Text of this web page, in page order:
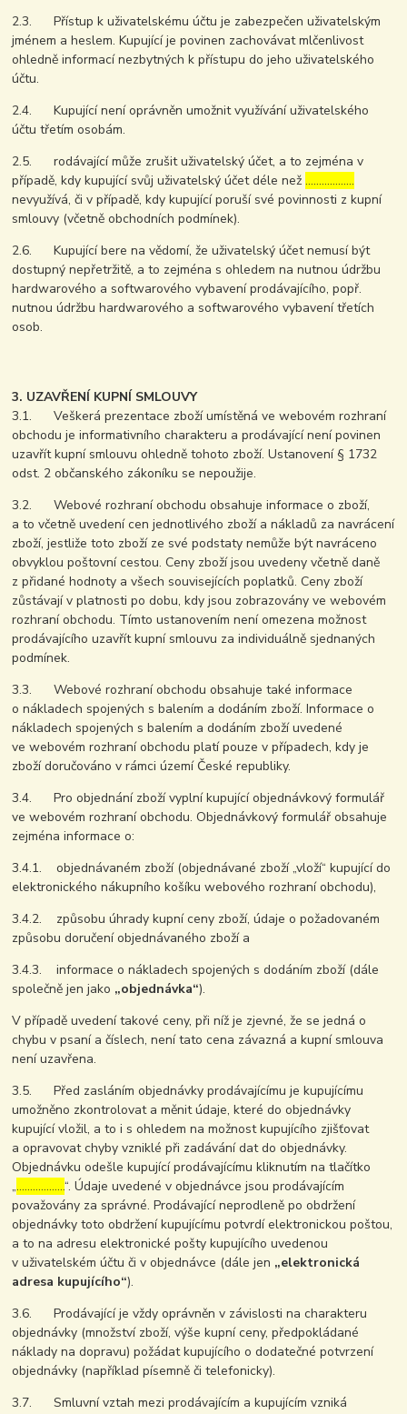
2.3. Přístup k uživatelskému účtu je zabezpečen uživatelským
jménem a heslem. Kupující je povinen zachovávat mlčenlivost
ohledně informací nezbytných k přístupu do jeho uživatelského
účtu.
2.4. Kupující není oprávněn umožnit využívání uživatelského
účtu třetím osobám.
2.5. rodávající může zrušit uživatelský účet, a to zejména v
případě, kdy kupující svůj uživatelský účet déle než………………
nevyužívá, či v případě, kdy kupující poruší své povinnosti z kupní
smlouvy (včetně obchodních podmínek).
2.6. Kupující bere na vědomí, že uživatelský účet nemusí být
dostupný nepřetržitě, a to zejména s ohledem na nutnou údržbu
hardwarového a softwarového vybavení prodávajícího, popř.
nutnou údržbu hardwarového a softwarového vybavení třetích
osob.
3. UZAVŘENÍ KUPNÍ SMLOUVY
3.1. Veškerá prezentace zboží umístěná ve webovém rozhraní
obchodu je informativního charakteru a prodávající není povinen
uzavřít kupní smlouvu ohledně tohoto zboží. Ustanovení § 1732
odst. 2 občanského zákoníku se nepoužije.
3.2. Webové rozhraní obchodu obsahuje informace o zboží,
a to včetně uvedení cen jednotlivého zboží a nákladů za navrácení
zboží, jestliže toto zboží ze své podstaty nemůže být navráceno
obvyklou poštovní cestou. Ceny zboží jsou uvedeny včetně daně
z přidané hodnoty a všech souvisejících poplatků. Ceny zboží
zůstávají v platnosti po dobu, kdy jsou zobrazovány ve webovém
rozhraní obchodu. Tímto ustanovením není omezena možnost
prodávajícího uzavřít kupní smlouvu za individuálně sjednaných
podmínek.
3.3. Webové rozhraní obchodu obsahuje také informace
o nákladech spojených s balením a dodáním zboží. Informace o
nákladech spojených s balením a dodáním zboží uvedené
ve webovém rozhraní obchodu platí pouze v případech, kdy je
zboží doručováno v rámci území České republiky.
3.4. Pro objednání zboží vyplní kupující objednávkový formulář
ve webovém rozhraní obchodu. Objednávkový formulář obsahuje
zejména informace o:
3.4.1. objednávaném zboží (objednávané zboží „vloží“ kupující do
elektronického nákupního košíku webového rozhraní obchodu),
3.4.2. způsobu úhrady kupní ceny zboží, údaje o požadovaném
způsobu doručení objednávaného zboží a
3.4.3. informace o nákladech spojených s dodáním zboží (dále
společně jen jako „objednávka“).
V případě uvedení takové ceny, při níž je zjevné, že se jedná o
chybu v psaní a číslech, není tato cena závazná a kupní smlouva
není uzavřena.
3.5. Před zasláním objednávky prodávajícímu je kupujícímu
umožněno zkontrolovat a měnit údaje, které do objednávky
kupující vložil, a to i s ohledem na možnost kupujícího zjišťovat
a opravovat chyby vzniklé při zadávání dat do objednávky.
Objednávku odešle kupující prodávajícímu kliknutím na tlačítko
„………………“. Údaje uvedené v objednávce jsou prodávajícím
považovány za správné. Prodávající neprodleně po obdržení
objednávky toto obdržení kupujícímu potvrdí elektronickou poštou,
a to na adresu elektronické pošty kupujícího uvedenou
v uživatelském účtu či v objednávce (dále jen „elektronická
adresa kupujícího“).
3.6. Prodávající je vždy oprávněn v závislosti na charakteru
objednávky (množství zboží, výše kupní ceny, předpokládané
náklady na dopravu) požádat kupujícího o dodatečné potvrzení
objednávky (například písemně či telefonicky).
3.7. Smluvní vztah mezi prodávajícím a kupujícím vzniká